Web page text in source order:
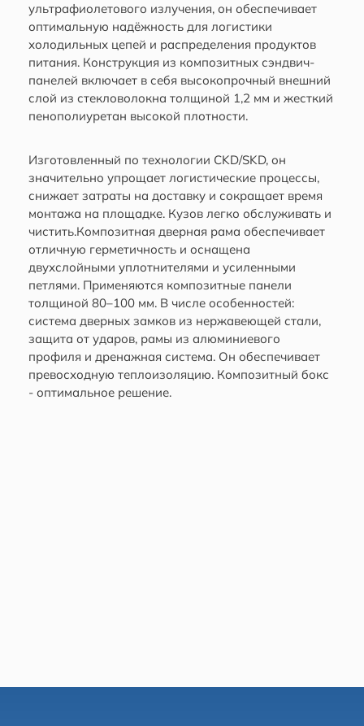
ультрафиолетового излучения, он обеспечивает
оптимальную надёжность для логистики
холодильных цепей и распределения продуктов
питания. Конструкция из композитных сэндвич-
панелей включает в себя высокопрочный внешний
слой из стекловолокна толщиной 1,2 мм и жесткий
пенополиуретан высокой плотности.
Изготовленный по технологии CKD/SKD, он
значительно упрощает логистические процессы,
снижает затраты на доставку и сокращает время
монтажа на площадке. Кузов легко обслуживать и
чистить.Композитная дверная рама обеспечивает
отличную герметичность и оснащена
двухслойными уплотнителями и усиленными
петлями. Применяются композитные панели
толщиной 80–100 мм. В числе особенностей:
система дверных замков из нержавеющей стали,
защита от ударов, рамы из алюминиевого
профиля и дренажная система. Он обеспечивает
превосходную теплоизоляцию. Композитный бокс
- оптимальное решение.